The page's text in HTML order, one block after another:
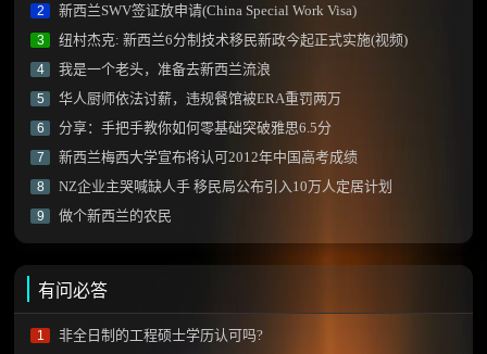
2 新西兰SWV签证放申请(China Special Work Visa)
3 纽村杰克: 新西兰6分制技术移民新政今起正式实施(视频)
4 我是一个老头，准备去新西兰流浪
5 华人厨师依法讨薪，违规餐馆被ERA重罚两万
6 分享：手把手教你如何零基础突破雅思6.5分
7 新西兰梅西大学宣布将认可2012年中国高考成绩
8 NZ企业主哭喊缺人手 移民局公布引入10万人定居计划
9 做个新西兰的农民
有问必答
1 非全日制的工程硕士学历认可吗?